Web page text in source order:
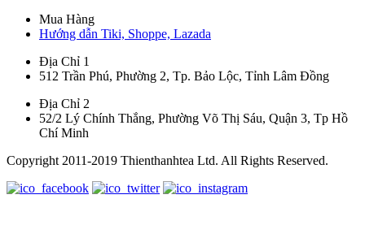
Mua Hàng
Hướng dẫn Tiki, Shoppe, Lazada
Địa Chỉ 1
512 Trần Phú, Phường 2, Tp. Bảo Lộc, Tỉnh Lâm Đồng
Địa Chỉ 2
52/2 Lý Chính Thắng, Phường Võ Thị Sáu, Quận 3, Tp Hồ
Chí Minh
Copyright 2011-2019 Thienthanhtea Ltd. All Rights Reserved.